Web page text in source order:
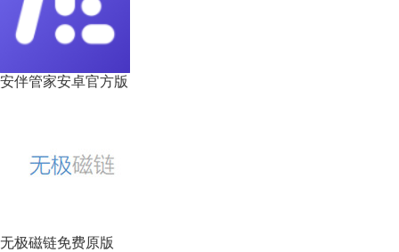
安伴管家安卓官方版
无极磁链免费原版